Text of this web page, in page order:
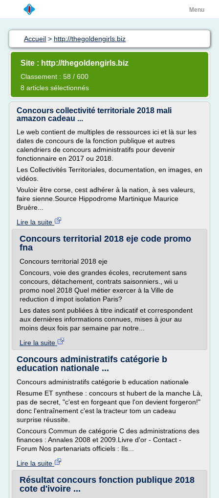
Menu
Accueil > http://thegoldengirls.biz
Site : http://thegoldengirls.biz
Classement : 58 / 600
8 articles sélectionnés
Concours collectivité territoriale 2018 mali
amazon cadeau ...
Le web contient de multiples de ressources ici et là sur les
dates de concours de la fonction publique et autres
calendriers de concours administratifs pour devenir
fonctionnaire en 2017 ou 2018.
Les Collectivités Territoriales, documentation, en images, en
vidéos.
Vouloir être corse, cest adhérer à la nation, à ses valeurs,
faire sienne.Source Hippodrome Martinique Maurice
Bruère...
Lire la suite
Concours territorial 2018 eje code promo
fna
Concours territorial 2018 eje
Concours, voie des grandes écoles, recrutement sans
concours, détachement, contrats saisonniers., wii u
promo noel 2018 Quel métier exercer à la Ville de
reduction d impot isolation Paris?
Les dates sont publiées à titre indicatif et correspondent
aux dernières informations connues, mises à jour au
moins deux fois par semaine par notre...
Lire la suite
Concours administratifs catégorie b
education nationale ...
Concours administratifs catégorie b education nationale
Resume ET synthese : concours st hubert de la manche Là,
pas de secret, "c'est en forgeant que l'on devient forgeron!"
donc l'entraînement c'est la tracteur tom un cadeau
surprise réussite.
Concours Commun de catégorie C des administrations des
finances : Annales 2008 et 2009.Livre d'or - Contact -
Forum Nos partenariats officiels : Ils...
Lire la suite
Résultat concours fonction publique 2018
cote d'ivoire ...